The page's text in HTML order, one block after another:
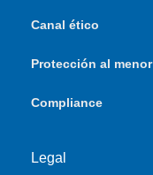
Canal ético
Protección al menor
Compliance
Legal